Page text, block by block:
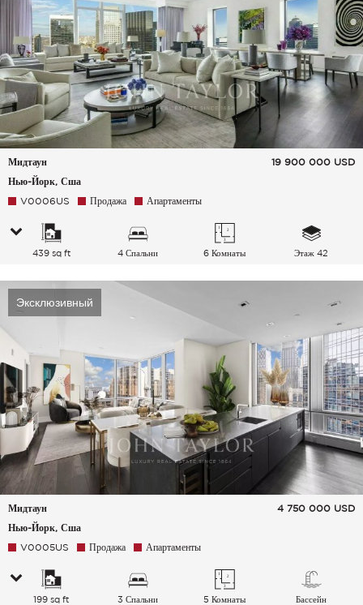
Мидтаун
Нью-Йорк, Сша
19 900 000 USD
V0006US Продажа Апартаменты
439 sq ft 4 Спальни 6 Комнаты Этаж 42
Эксклюзивный
Мидтаун
Нью-Йорк, Сша
4 750 000 USD
V0005US Продажа Апартаменты
199 sq ft 3 Спальни 5 Комнаты Бассейн